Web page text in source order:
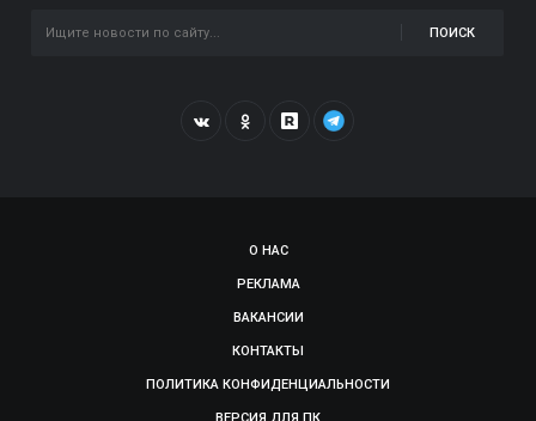
ПОИСК
О НАС
РЕКЛАМА
ВАКАНСИИ
КОНТАКТЫ
ПОЛИТИКА КОНФИДЕНЦИАЛЬНОСТИ
ВЕРСИЯ ДЛЯ ПК